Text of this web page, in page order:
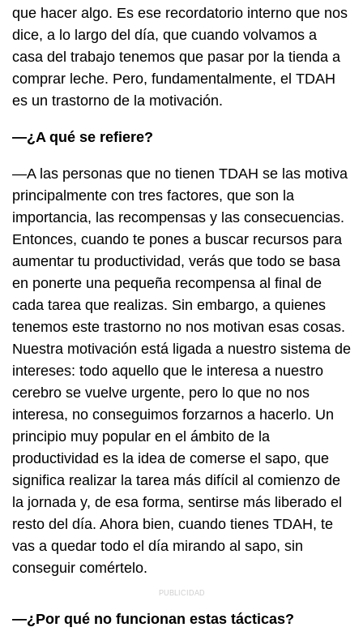
que hacer algo. Es ese recordatorio interno que nos
dice, a lo largo del día, que cuando volvamos a
casa del trabajo tenemos que pasar por la tienda a
comprar leche. Pero, fundamentalmente, el TDAH
es un trastorno de la motivación.
—¿A qué se refiere?
—A las personas que no tienen TDAH se las motiva
principalmente con tres factores, que son la
importancia, las recompensas y las consecuencias.
Entonces, cuando te pones a buscar recursos para
aumentar tu productividad, verás que todo se basa
en ponerte una pequeña recompensa al final de
cada tarea que realizas. Sin embargo, a quienes
tenemos este trastorno no nos motivan esas cosas.
Nuestra motivación está ligada a nuestro sistema de
intereses: todo aquello que le interesa a nuestro
cerebro se vuelve urgente, pero lo que no nos
interesa, no conseguimos forzarnos a hacerlo. Un
principio muy popular en el ámbito de la
productividad es la idea de comerse el sapo, que
significa realizar la tarea más difícil al comienzo de
la jornada y, de esa forma, sentirse más liberado el
resto del día. Ahora bien, cuando tienes TDAH, te
vas a quedar todo el día mirando al sapo, sin
conseguir comértelo.
—¿Por qué no funcionan estas tácticas?